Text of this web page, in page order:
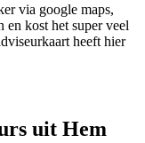
via google maps,
en kost het super veel
heeft hier
uit Hem